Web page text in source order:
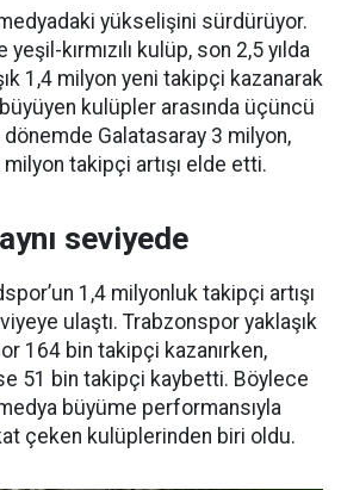
yükselişini sürdürüyor.
kırmızılı kulüp, son 2,5 yılda
1,4 milyon yeni takipçi kazanarak
kulüpler arasında üçüncü
dönemde Galatasaray 3 milyon,
takipçi artışı elde etti.
seviyede
1,4 milyonluk takipçi artışı
ulaştı. Trabzonspor yaklaşık
164 bin takipçi kazanırken,
51 bin takipçi kaybetti. Böylece
büyüme performansıyla
çeken kulüplerinden biri oldu.